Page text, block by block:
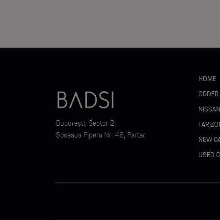
Iluminare ambientală multicoloră
Încărcător wireless pentru telefon
Cotieră față cu spațiu de depozitare
București, Sector 2,
Șoseaua Pipera Nr. 48, Parter
HOME
NISSAN
NEW
USED